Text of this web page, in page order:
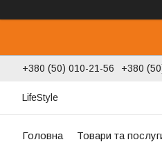
+380 (50) 010-21-56 +380
LifeStyle
Головна Товари та